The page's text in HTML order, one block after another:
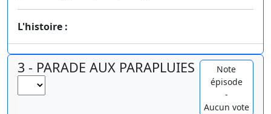
L'histoire :
3 - PARADE AUX PARAPLUIES
Note
épisode
-
Aucun vote